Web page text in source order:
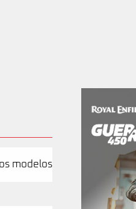
modelos